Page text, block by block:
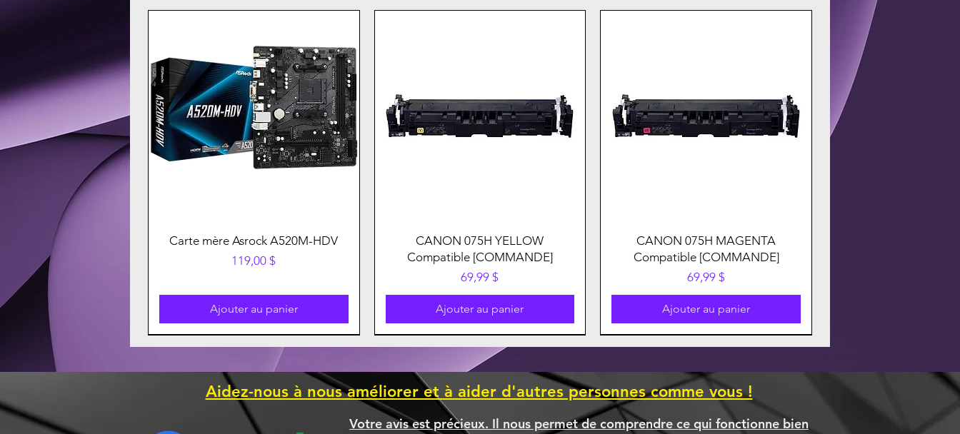
Carte mère Asrock A520M-HDV
Prix
119,00 $
Ajouter au panier
CANON 075H YELLOW
Compatible [COMMANDE]
Prix
69,99 $
Ajouter au panier
CANON 075H MAGENTA
Compatible [COMMANDE]
Prix
69,99 $
Ajouter au panier
Aidez-nous à nous améliorer et à aider d'autres personnes comme vous !
Votre avis est précieux. Il nous permet de comprendre ce qui fonctionne bien